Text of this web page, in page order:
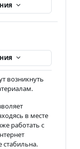
возникнуть
в месте
работать с
стабильна.